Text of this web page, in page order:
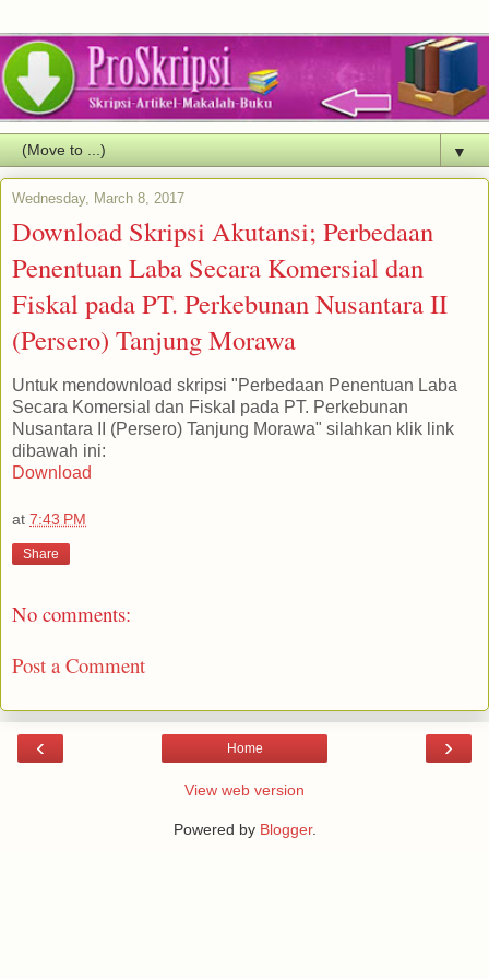
▼
Wednesday, March 8, 2017
Download Skripsi Akutansi; Perbedaan
Penentuan Laba Secara Komersial dan
Fiskal pada PT. Perkebunan Nusantara II
(Persero) Tanjung Morawa
Untuk mendownload skripsi "Perbedaan Penentuan Laba
Secara Komersial dan Fiskal pada PT. Perkebunan
Nusantara II (Persero) Tanjung Morawa" silahkan klik link
dibawah ini:
Download
at 7:43 PM
Share
No comments:
Post a Comment
‹ ›
Home
View web version
Powered by Blogger.